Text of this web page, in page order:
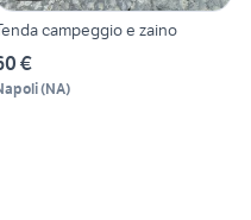
campeggio e zaino
€
(NA)